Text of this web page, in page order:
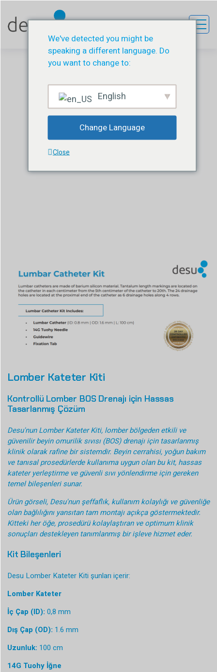
Lomber Kateter Kiti
ÜRÜN LOMBER KATETER KITI
Lomber Kateter Kiti
Kontrollü Lomber BOS Drenajı için Hassas
Tasarlanmış Çözüm
Desu'nun Lomber Kateter Kiti, lomber bölgeden etkili ve
güvenilir beyin omurilik sıvısı (BOS) drenajı için tasarlanmış
klinik olarak rafine bir sistemdir. Beyin cerrahisi, yoğun bakım
ve tanısal prosedürlerde kullanıma uygun olan bu kit, hassas
kateter yerleştirme ve güvenli sıvı yönlendirme için gereken
temel bileşenleri sunar.
Ürün görseli, Desu'nun şeffaflık, kullanım kolaylığı ve güvenliğe
olan bağlılığını yansıtan tam montajı açıkça göstermektedir.
Kitteki her öğe, prosedürü kolaylaştıran ve optimum klinik
sonuçları destekleyen tanımlanmış bir işleve hizmet eder.
Kit Bileşenleri
Desu Lomber Kateter Kiti şunları içerir:
Lomber Kateter
İç Çap (ID): 0,8 mm
Dış Çap (OD): 1.6 mm
Uzunluk: 100 cm
14G Tuohy İğne
We've detected you might be
speaking a different language. Do
you want to change to:
English
Change Language
Close